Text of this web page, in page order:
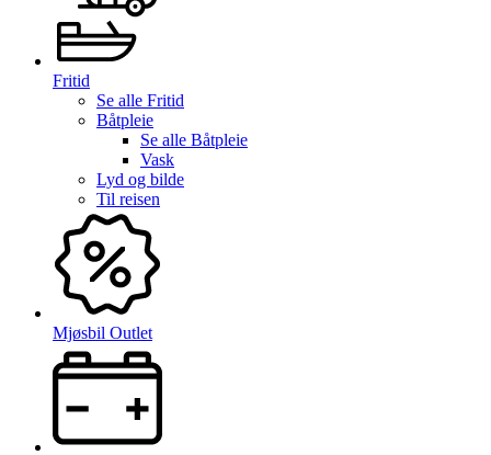
Fritid
Se alle Fritid
Båtpleie
Se alle Båtpleie
Vask
Lyd og bilde
Til reisen
Mjøsbil Outlet